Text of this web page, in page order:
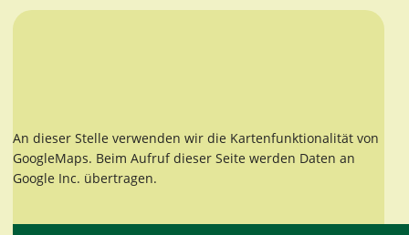
An dieser Stelle verwenden wir die Kartenfunktionalität von
GoogleMaps. Beim Aufruf dieser Seite werden Daten an
Google Inc. übertragen.